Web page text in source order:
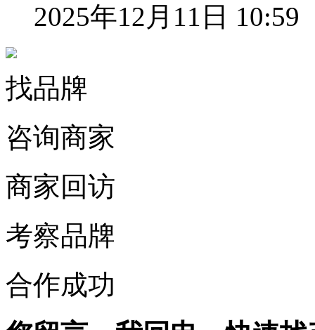
2025年12月11日 10:59
找品牌
咨询商家
商家回访
考察品牌
合作成功